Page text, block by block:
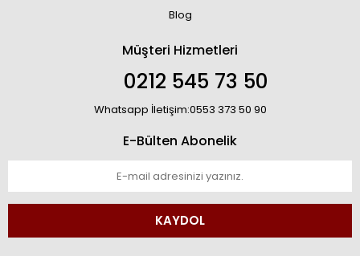
Blog
Müşteri Hizmetleri
0212 545 73 50
Whatsapp İletişim:0553 373 50 90
E-Bülten Abonelik
KAYDOL